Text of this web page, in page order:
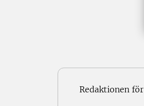
Redaktionen